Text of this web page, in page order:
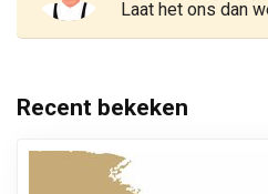
Laat het ons dan
Recent bekeken